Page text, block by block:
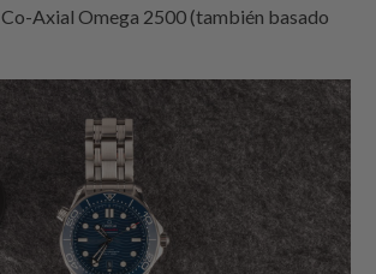
Axial Omega 2500 (también basado